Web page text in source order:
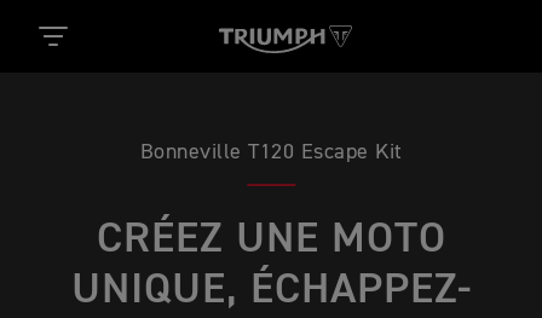
Bonneville T120 Escape Kit
CRÉEZ UNE MOTO
UNIQUE, ÉCHAPPEZ-